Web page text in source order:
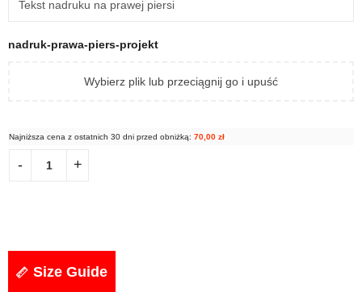
nadruk-prawa-piers-projekt
Wybierz plik lub przeciągnij go i upuść
Najniższa cena z ostatnich 30 dni przed obniżką: 70,00 zł
Size Guide